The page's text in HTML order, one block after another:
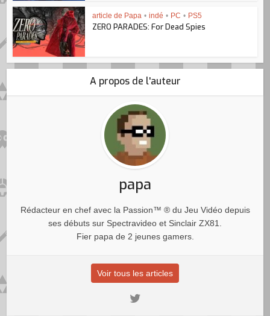
article de Papa • indé • PC • PS5
ZERO PARADES: For Dead Spies
A propos de l'auteur
papa
Rédacteur en chef avec la Passion™ ® du Jeu Vidéo depuis
ses débuts sur Spectravideo et Sinclair ZX81.
Fier papa de 2 jeunes gamers.
Voir tous les articles